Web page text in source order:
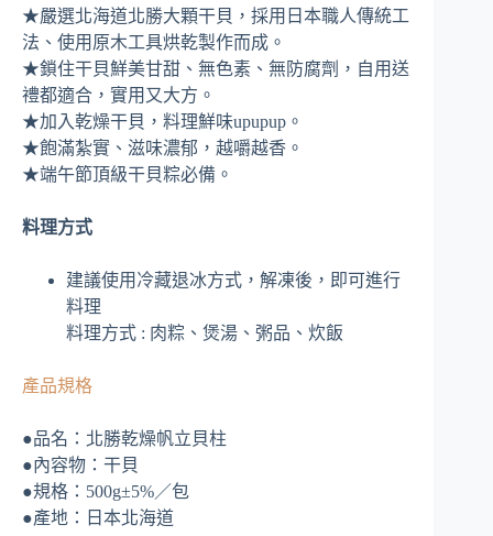
★嚴選北海道北勝大顆干貝，採用日本職人傳統工
法、使用原木工具烘乾製作而成。
★鎖住干貝鮮美甘甜、無色素、無防腐劑，自用送
禮都適合，實用又大方。
★加入乾燥干貝，料理鮮味upupup。
★飽滿紮實、滋味濃郁，越嚼越香。
★端午節頂級干貝粽必備。
料理方式
建議使用冷藏退冰方式，解凍後，即可進行
料理
料理方式 : 肉粽、煲湯、粥品、炊飯
產品規格
●品名：北勝乾燥帆立貝柱
●內容物：干貝
●規格：500g±5%／包
●產地：日本北海道